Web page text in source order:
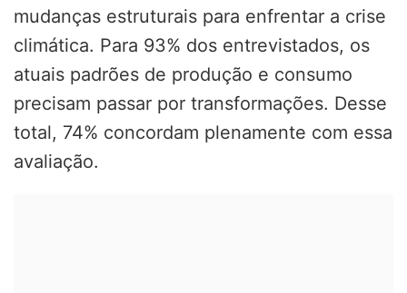
mudanças estruturais para enfrentar a crise
climática. Para 93% dos entrevistados, os
atuais padrões de produção e consumo
precisam passar por transformações. Desse
total, 74% concordam plenamente com essa
avaliação.